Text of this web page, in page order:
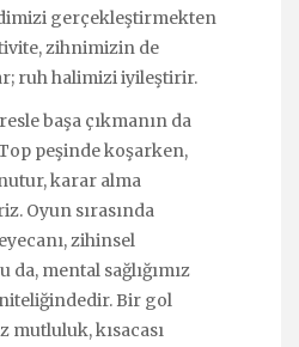
gerçekleştirmekten
zihnimizin de
ruh halimizi iyileştirir.
başa çıkmanın da
peşinde koşarken,
karar alma
Oyun sırasında
zihinsel
da, mental sağlığımız
Bir gol
mutluluk, kısacası